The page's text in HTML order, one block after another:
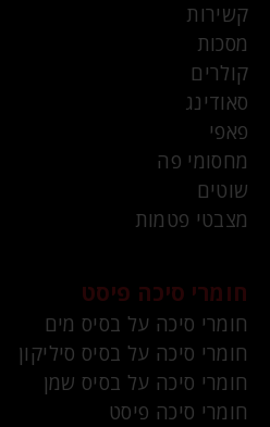
קשירות
מסכות
קולרים
סאודינג
פאפי
מחסומי פה
שוטים
מצבטי פטמות
חומרי סיכה פיסט
חומרי סיכה על בסיס מים
חומרי סיכה על בסיס סיליקון
חומרי סיכה על בסיס שמן
חומרי סיכה פיסט